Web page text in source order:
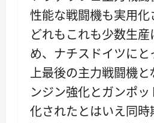
性能な戦闘機も実用化
どれもこれも少数生
め、ナチスドイツにと
上最後の主力戦闘機
ンジン強化とガンポ
化されたとはいえ同